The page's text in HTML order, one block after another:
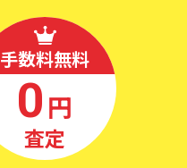
手数料無料
0 円
査定